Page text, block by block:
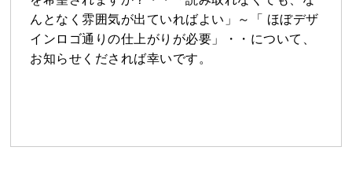
んとなく雰囲気が出ていればよい」～「 ほぼデザ
インロゴ通りの仕上がりが必要」・・について、
お知らせくだされば幸いです。